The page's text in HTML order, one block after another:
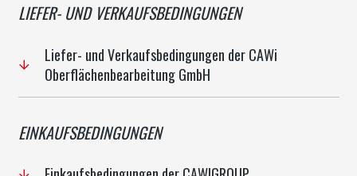
LIEFER- UND VERKAUFSBEDINGUNGEN
Liefer- und Verkaufsbedingungen der CAWi
Oberflächenbearbeitung GmbH
EINKAUFSBEDINGUNGEN